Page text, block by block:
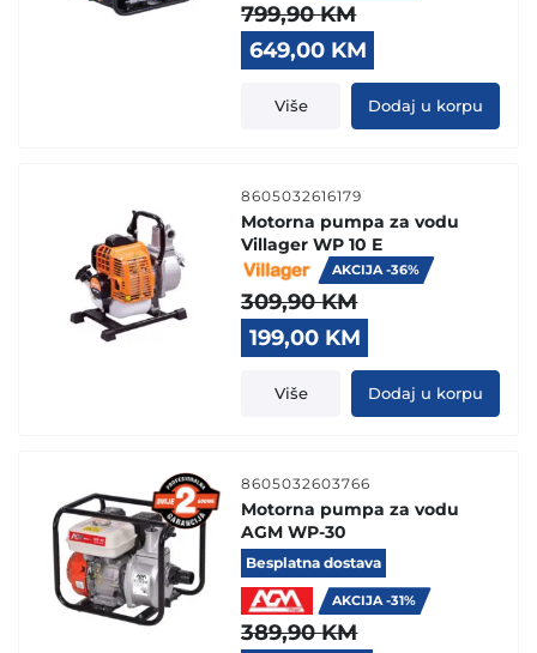
799,90KM
Original
price
was:
799,90 KM.
649,00 KM
price
is:
649,00 KM.
Više Dodaj u korpu
8605032616179
Motorna pumpa za vodu
Villager WP 10 E
AKCIJA -36%
309,90KM
Original
price
was:
309,90 KM.
199,00 KM
price
is:
199,00 KM.
Više Dodaj u korpu
8605032603766
Motorna pumpa za vodu
AGM WP-30
Besplatna dostava
AKCIJA -31%
389,90KM